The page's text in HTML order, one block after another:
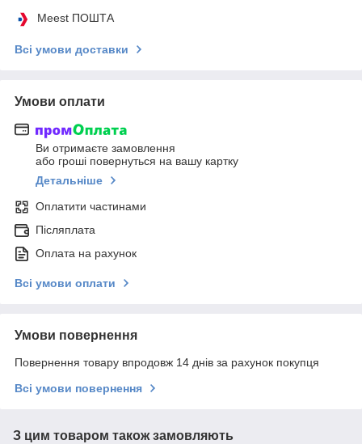
Meest ПОШТА
Всі умови доставки
Умови оплати
Ви отримаєте замовлення
або гроші повернуться на вашу картку
Детальніше
Оплатити частинами
Післяплата
Оплата на рахунок
Всі умови оплати
Умови повернення
Повернення товару впродовж 14 днів за рахунок покупця
Всі умови повернення
З цим товаром також замовляють